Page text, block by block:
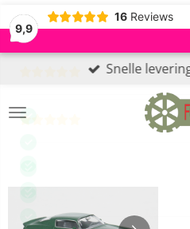
9,9
16 Reviews
Snelle